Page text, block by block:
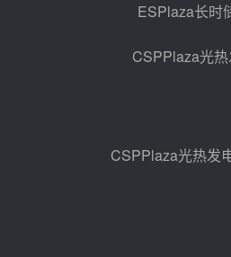
中能建华
100MW光
试验
昨天 08-05
格局
昨天 08-05
ESPlaza长时
CSPPlaza光
CSPPlaza光热发